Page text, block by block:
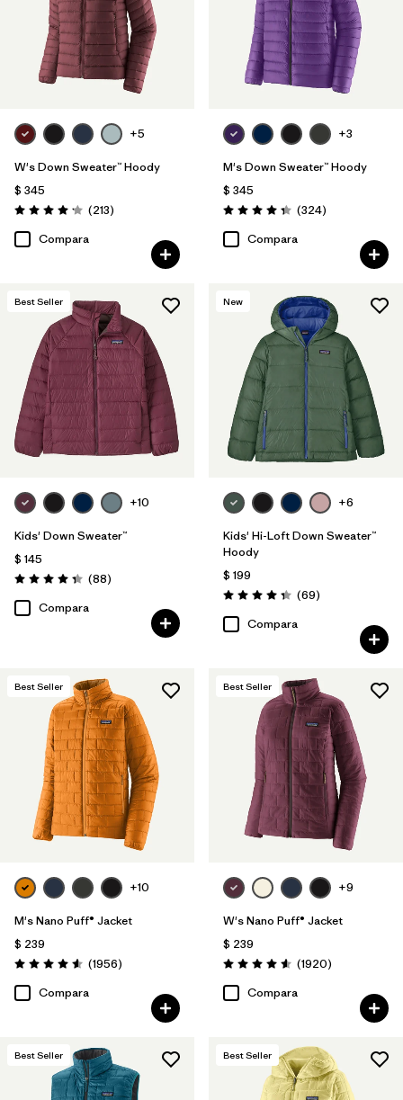
+5
W's Down Sweater™ Hoody
$ 345
Valoración: 4.2 / 5
(213Comentarios
)
Compara
+3
M's Down Sweater™ Hoody
$ 345
Valoración: 4.4 / 5
(324Comentarios
)
Compara
Best Seller
+10
Kids' Down Sweater™
$ 145
Valoración: 4.3 / 5
(88Comentarios
)
Compara
New
+6
Kids' Hi-Loft Down Sweater™
Hoody
$ 199
Valoración: 4.3 / 5
(69Comentarios
)
Compara
Best Seller
+10
M's Nano Puff® Jacket
$ 239
Valoración: 4.6 / 5
(1956Comentarios
)
Compara
Best Seller
+9
W's Nano Puff® Jacket
$ 239
Valoración: 4.6 / 5
(1920Comentarios
)
Compara
Best Seller Best Seller